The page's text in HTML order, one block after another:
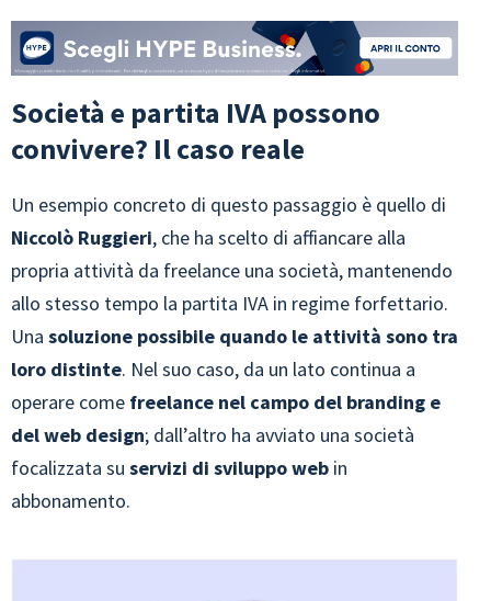
Società e partita IVA possono
convivere? Il caso reale
Un esempio concreto di questo passaggio è quello di
Niccolò Ruggieri, che ha scelto di affiancare alla
propria attività da freelance una società, mantenendo
allo stesso tempo la partita IVA in regime forfettario.
Una soluzione possibile quando le attività sono tra
loro distinte. Nel suo caso, da un lato continua a
operare come freelance nel campo del branding e
del web design; dall’altro ha avviato una società
focalizzata su servizi di sviluppo web in
abbonamento.